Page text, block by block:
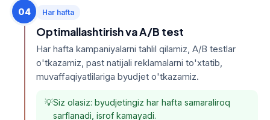
04 Har hafta
Optimallashtirish va A/B test
Har hafta kampaniyalarni tahlil qilamiz, A/B testlar
o'tkazamiz, past natijali reklamalarni to'xtatib,
muvaffaqiyatlilariga byudjet o'tkazamiz.
Siz olasiz: byudjetingiz har hafta samaraliroq
sarflanadi, isrof kamayadi.